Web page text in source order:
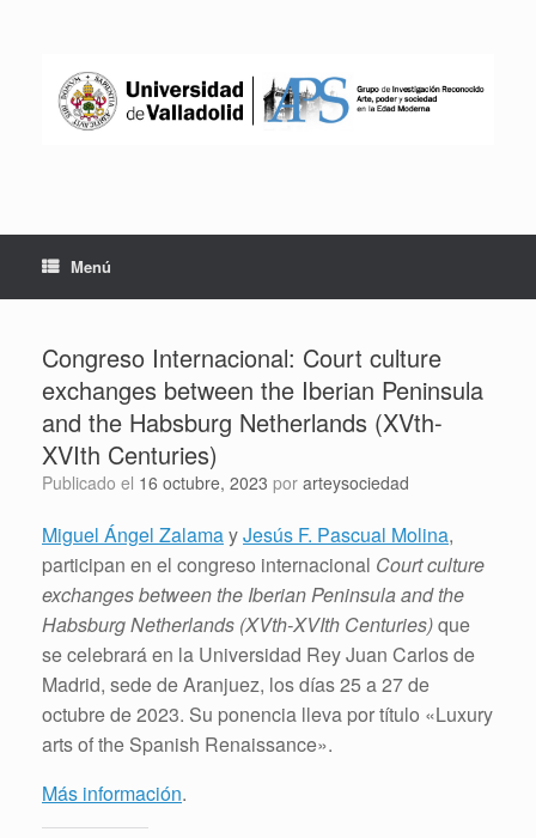
Menú
Congreso Internacional: Court culture
exchanges between the Iberian Peninsula
and the Habsburg Netherlands (XVth-
XVIth Centuries)
Publicado el 16 octubre, 2023 por arteysociedad
Miguel Ángel ZalamayJesús F. Pascual Molina,
participan en el congreso internacional Court culture
exchanges between the Iberian Peninsula and the
Habsburg Netherlands (XVth-XVIth Centuries)que
se celebrará en la Universidad Rey Juan Carlos de
Madrid, sede de Aranjuez, los días 25 a 27 de
octubre de 2023. Su ponencia lleva por título «Luxury
arts of the Spanish Renaissance».
Más información.